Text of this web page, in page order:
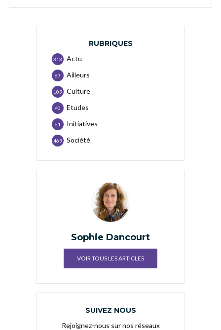
RUBRIQUES
Actu
313
Ailleurs
67
Culture
109
Etudes
40
Initiatives
61
Société
469
Sophie Dancourt
VOIR TOUS LES ARTICLES
SUIVEZ NOUS
Rejoignez-nous sur nos réseaux